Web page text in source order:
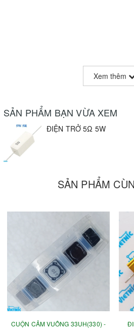
Xem thêm
SẢN PHẨM BẠN VỪA XEM
ĐIỆN TRỞ 5Ω 5W
SẢN PHẨM
CUỘN CẢM VUÔNG 33UH(330) -